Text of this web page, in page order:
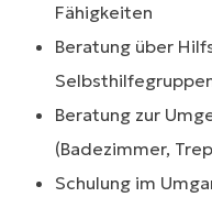
Fähigkeiten
Beratung über
Beratung zur
(Badezimmer,
Schulung im